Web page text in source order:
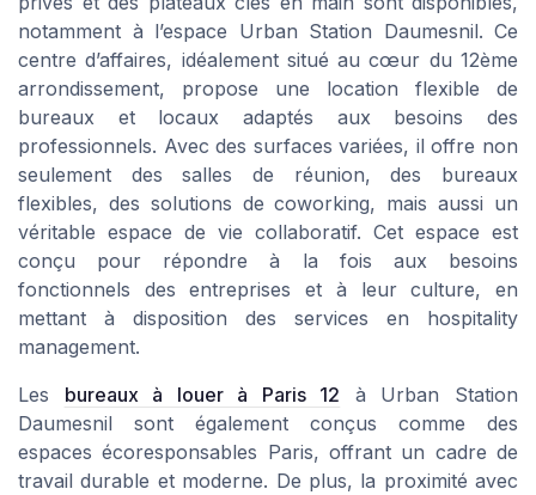
notamment à l’espace Urban Station Daumesnil. Ce
centre d’affaires, idéalement situé au cœur du 12ème
arrondissement, propose une location flexible de
bureaux et locaux adaptés aux besoins des
professionnels. Avec des surfaces variées, il offre non
seulement des salles de réunion, des bureaux
flexibles, des solutions de coworking, mais aussi un
véritable espace de vie collaboratif. Cet espace est
conçu pour répondre à la fois aux besoins
fonctionnels des entreprises et à leur culture, en
mettant à disposition des services en hospitality
management.
Les bureaux à louer à Paris 12 à Urban Station
Daumesnil sont également conçus comme des
espaces écoresponsables Paris, offrant un cadre de
travail durable et moderne. De plus, la proximité avec